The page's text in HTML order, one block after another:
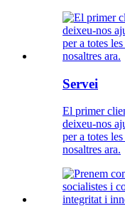
Servei
El primer
deixeu-nos
per a totes
nosaltres ara.